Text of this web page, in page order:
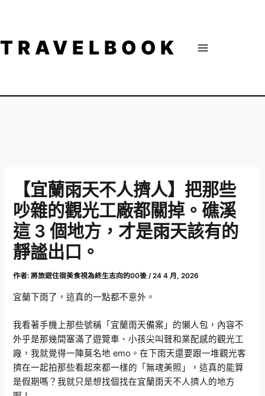
TRAVELBOOK
【宜蘭雨天不人擠人】把那些
吵雜的觀光工廠都關掉。礁溪
這 3 個地方，才是雨天該有的
靜謐出口。
作者:將旅遊住宿美食視為終生志向的00後/24 4 月, 2026
宜蘭下雨了，這真的一點都不意外。
我看著手機上那些號稱「宜蘭雨天備案」的懶人包，內容不
外乎是那幾間塞滿了遊覽車、小孩尖叫聲和業配感的觀光工
廠，我就覺得一陣莫名地 emo。在下雨天還要跟一堆觀光客
擠在一起拍那些看起來都一樣的「無魂美照」，這真的能算
是假期嗎？我就只是想找個找在宜蘭雨天不人擠人的地方